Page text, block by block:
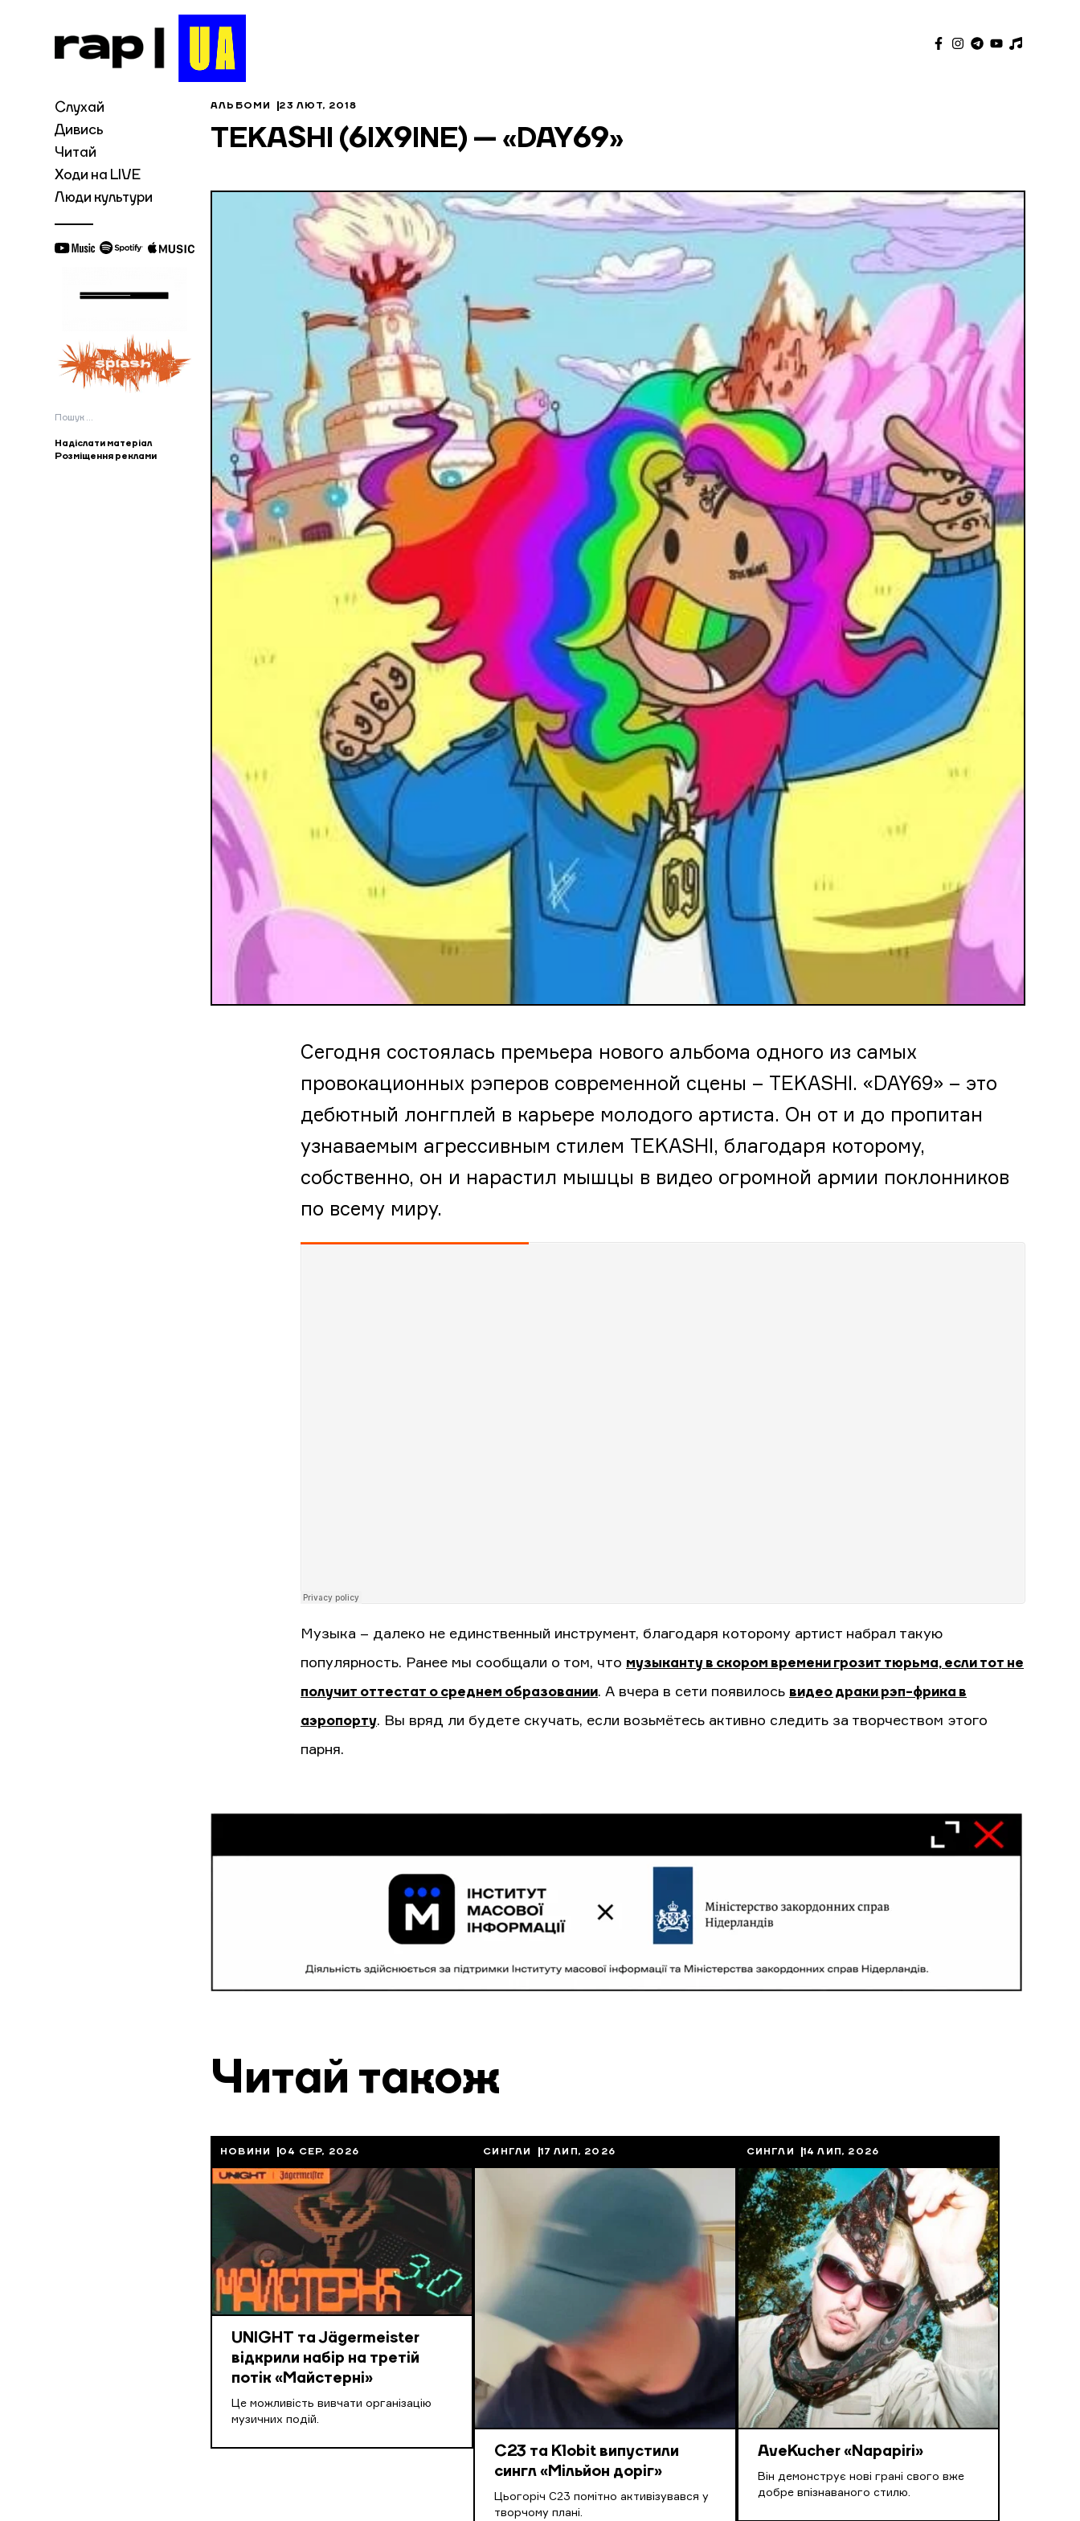
Слухай
Дивись
Читай
Ходи на LIVE
Люди культури
Пошук:
Надіслати матеріал
Розміщення реклами
АЛЬБОМИ 23 ЛЮТ, 2018
TEKASHI (6IX9INE) — «DAY69»
Сегодня состоялась премьера нового альбома одного из самых
провокационных рэперов современной сцены – TEKASHI. «DAY69» – это
дебютный лонгплей в карьере молодого артиста. Он от и до пропитан
узнаваемым агрессивным стилем TEKASHI, благодаря которому,
собственно, он и нарастил мышцы в видео огромной армии поклонников
по всему миру.
Музыка – далеко не единственный инструмент, благодаря которому артист набрал такую
популярность. Ранее мы сообщали о том, что музыканту в скором времени грозит тюрьма, если тот не
получит оттестат о среднем образовании. А вчера в сети появилось видео драки рэп-фрика в
аэропорту. Вы вряд ли будете скучать, если возьмётесь активно следить за творчеством этого
парня.
Читай також
НОВИНИ 04 СЕР, 2026
UNIGHT та Jägermeister
відкрили набір на третій
потік «Майстерні»
Це можливість вивчати організацію
музичних подій.
СИНГЛИ 17 ЛИП, 2026
С23 та Klobit випустили
сингл «Мільйон доріг»
Цьогоріч С23 помітно активізувався у
творчому плані.
СИНГЛИ 14 ЛИП, 2026
AveKucher «Napapiri»
Він демонструє нові грані свого вже
добре впізнаваного стилю.